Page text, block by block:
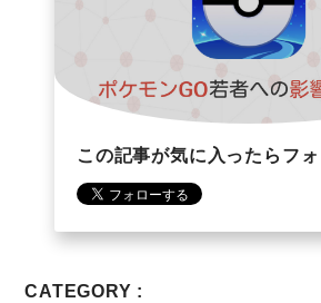
この記事が気に入ったらフ
CATEGORY :